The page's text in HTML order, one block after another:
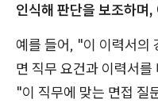
인식해 판단을 보조하며
예를 들어, "이 이력서의
면 직무 요건과 이력서
"이 직무에 맞는 면접 질